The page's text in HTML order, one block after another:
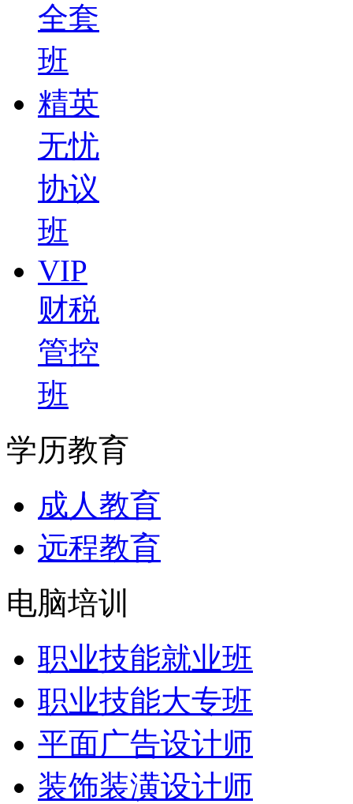
全套
班
精英
无忧
协议
班
VIP
财税
管控
班
学历教育
成人教育
远程教育
电脑培训
职业技能就业班
职业技能大专班
平面广告设计师
装饰装潢设计师